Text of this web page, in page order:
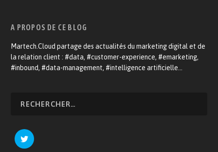
A PROPOS DE CE BLOG
Martech.Cloud partage des actualités du marketing digital et de
la relation client : #data, #customer-experience, #emarketing,
#inbound, #data-management, #intelligence artificielle…